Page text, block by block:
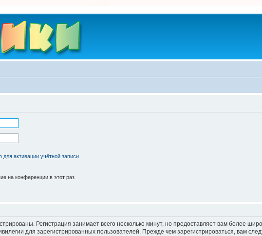
активации учётной записи
на конференции в этот раз
Регистрация занимает всего несколько минут, но предоставляет вам более
для зарегистрированных пользователей. Прежде чем зарегистрироваться, вам